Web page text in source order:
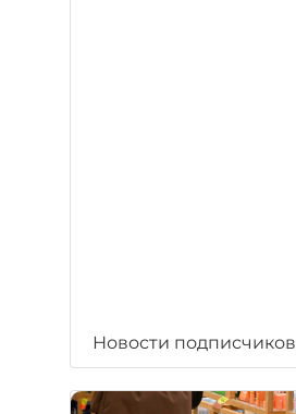
Новости подписчиков